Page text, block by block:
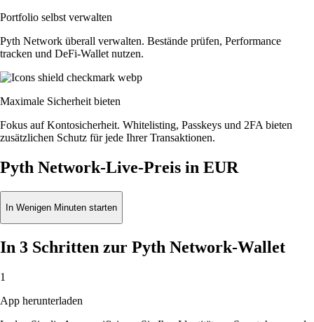
Portfolio selbst verwalten
Pyth Network überall verwalten. Bestände prüfen, Performance
tracken und DeFi-Wallet nutzen.
Maximale Sicherheit bieten
Fokus auf Kontosicherheit. Whitelisting, Passkeys und 2FA bieten
zusätzlichen Schutz für jede Ihrer Transaktionen.
Pyth Network-Live-Preis in EUR
In Wenigen Minuten starten
In 3 Schritten zur Pyth Network-Wallet
1
App herunterladen